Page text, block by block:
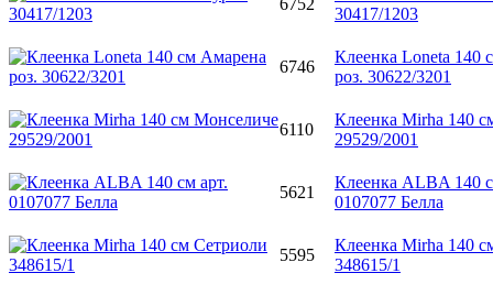
30417/1203
6746
Клеенка Loneta 140
роз. 30622/3201
6110
Клеенка Mirha 140
29529/2001
5621
Клеенка ALBA 140
0107077 Белла
5595
Клеенка Mirha 140
348615/1